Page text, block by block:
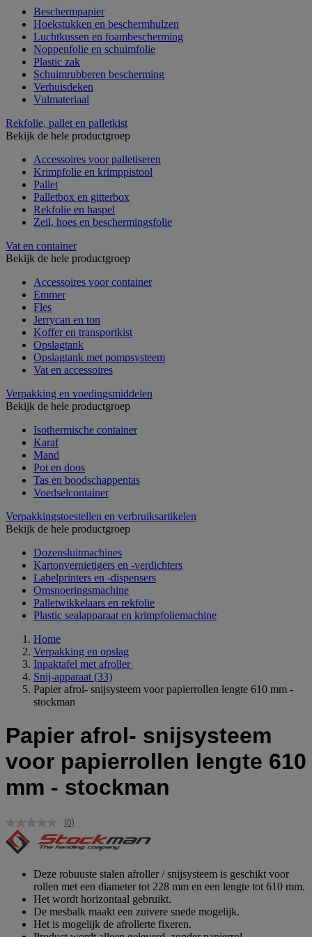
Beschermpapier
Hoekstukken en beschermhulzen
Luchtkussen en foambescherming
Noppenfolie en schuimfolie
Plastic zak
Schuimrubberen bescherming
Verhuisdeken
Vulmateriaal
Rekfolie, pallet en palletkist
Bekijk de hele productgroep
Accessoires voor palletiseren
Krimpfolie en krimppistool
Pallet
Palletbox en gitterbox
Rekfolie en haspel
Zeil, hoes en beschermingsfolie
Vat en container
Bekijk de hele productgroep
Accessoires voor container
Emmer
Fles
Jerrycan en ton
Koffer en transportkist
Opslagtank
Opslagtank met pompsysteem
Vat en accessoires
Verpakking en voedingsmiddelen
Bekijk de hele productgroep
Isothermische container
Karaf
Mand
Pot en doos
Tas en boodschappentas
Voedselcontainer
Verpakkingstoestellen en verbruiksartikelen
Bekijk de hele productgroep
Dozensluitmachines
Kartonvernietigers en -verdichters
Labelprinters en -dispensers
Omsnoeringsmachine
Palletwikkelaars en rekfolie
Plastic sealapparaat en krimpfoliemachine
Home
Verpakking en opslag
Inpaktafel met afroller
Snij-apparaat (33)
Papier afrol- snijsysteem voor papierrollen lengte 610 mm -
stockman
Papier afrol- snijsysteem
voor papierrollen lengte 610
mm - stockman
Geen
scorewaarde.
Dezelfde
(0)
Deze robuuste stalen afroller / snijsysteem is geschikt voor
rollen met een diameter tot 228 mm en een lengte tot 610 mm.
Het wordt horizontaal gebruikt.
De mesbalk maakt een zuivere snede mogelijk.
Het is mogelijk de afrollerte fixeren.